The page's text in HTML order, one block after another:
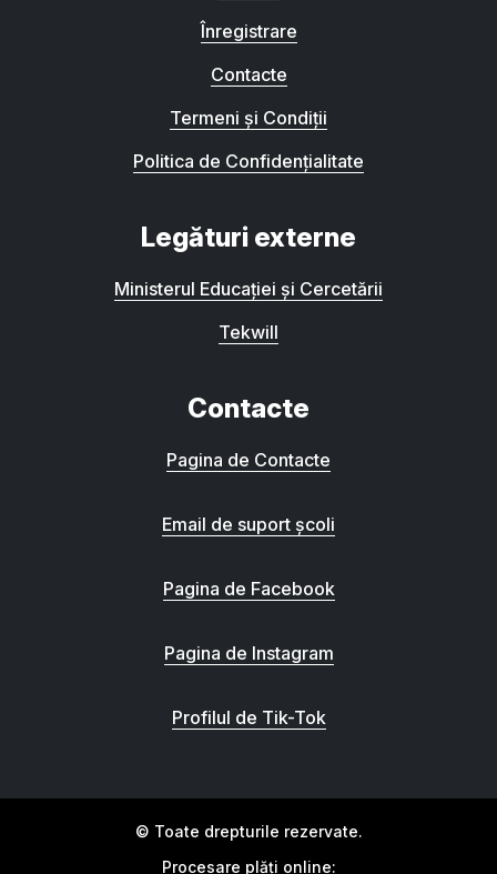
Înregistrare
Contacte
Termeni și Condiții
Politica de Confidențialitate
Legături externe
Ministerul Educației și Cercetării
Tekwill
Contacte
Pagina de Contacte
Email de suport școli
Pagina de Facebook
Pagina de Instagram
Profilul de Tik-Tok
© Toate drepturile rezervate.
Procesare plăți online: